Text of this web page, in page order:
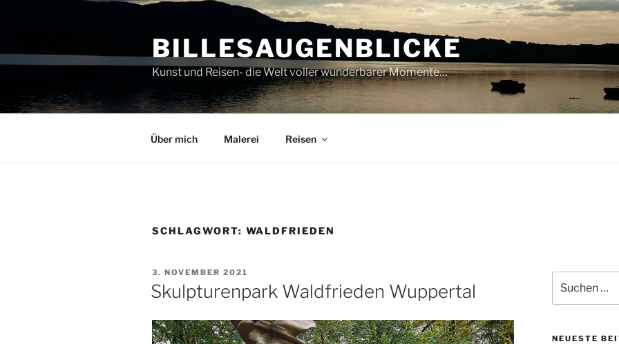
BILLESAUGENBLICKE
Kunst und Reisen- die Welt voller wunderbarer Momente…
Über mich Malerei Reisen
SCHLAGWORT: WALDFRIEDEN
VERÖFFENTLICHT
AM
3. NOVEMBER 2021
Skulpturenpark Waldfrieden Wuppertal
nach:
NEUESTE